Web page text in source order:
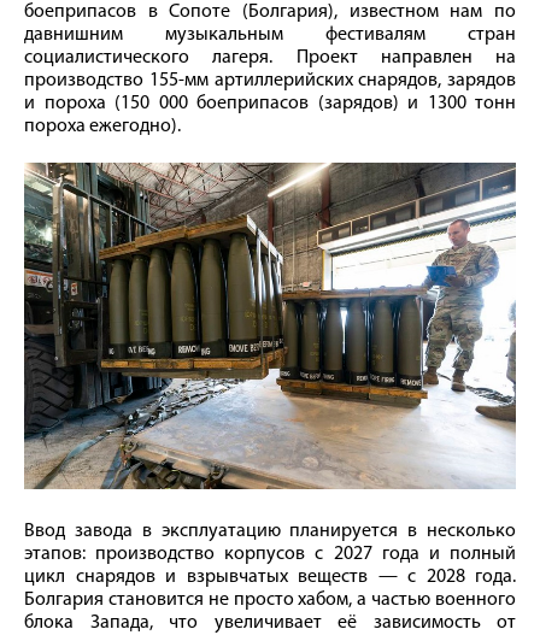
боеприпасов в Сопоте (Болгария), известном нам по
давнишним музыкальным фестивалям стран
социалистического лагеря. Проект направлен на
производство 155‑мм артиллерийских снарядов, зарядов
и пороха (150 000 боеприпасов (зарядов) и 1300 тонн
пороха ежегодно).
Ввод завода в эксплуатацию планируется в несколько
этапов: производство корпусов с 2027 года и полный
цикл снарядов и взрывчатых веществ — с 2028 года.
Болгария становится не просто хабом, а частью военного
блока Запада, что увеличивает её зависимость от